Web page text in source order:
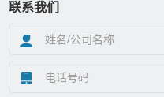
联系我们